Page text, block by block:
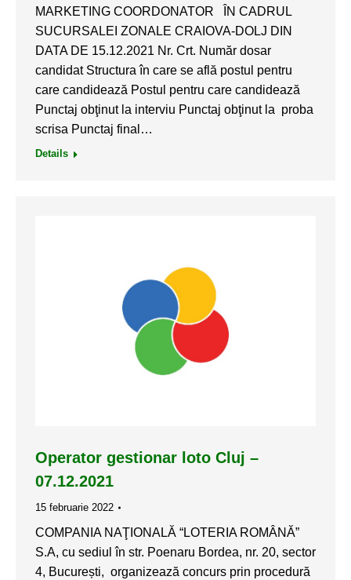
MARKETING COORDONATOR ÎN CADRUL
SUCURSALEI ZONALE CRAIOVA-DOLJ DIN
DATA DE 15.12.2021 Nr. Crt. Număr dosar
candidat Structura în care se află postul pentru
care candidează Postul pentru care candidează
Punctaj obţinut la interviu Punctaj obţinut la proba
scrisa Punctaj final…
Details
Operator gestionar loto Cluj –
07.12.2021
15 februarie 2022
COMPANIA NAŢIONALĂ “LOTERIA ROMÂNĂ”
S.A, cu sediul în str. Poenaru Bordea, nr. 20, sector
4, București, organizează concurs prin procedură